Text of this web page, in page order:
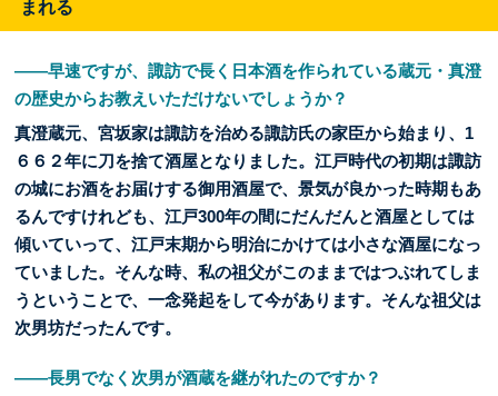
まれる
――早速ですが、諏訪で長く日本酒を作られている蔵元・真澄
の歴史からお教えいただけないでしょうか？
真澄蔵元、宮坂家は諏訪を治める諏訪氏の家臣から始まり、1
６６２年に刀を捨て酒屋となりました。江戸時代の初期は諏訪
の城にお酒をお届けする御用酒屋で、景気が良かった時期もあ
るんですけれども、江戸300年の間にだんだんと酒屋としては
傾いていって、江戸末期から明治にかけては小さな酒屋になっ
ていました。そんな時、私の祖父がこのままではつぶれてしま
うということで、一念発起をして今があります。そんな祖父は
次男坊だったんです。
――長男でなく次男が酒蔵を継がれたのですか？